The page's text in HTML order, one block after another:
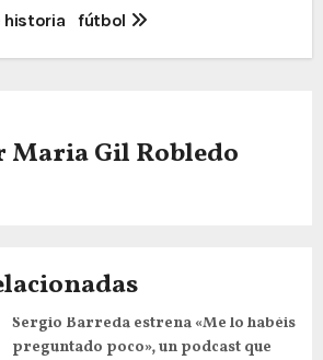
historia
fútbol
Maria Gil Robledo
Sergio Barreda estrena «Me lo habéis
preguntado poco», un podcast que